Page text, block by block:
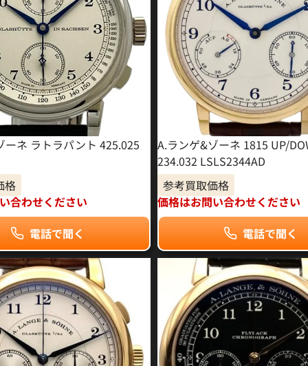
ーネ ラトラパント 425.025
格
合わせください
電話で聞く
A.ランゲ&ゾーネ 1815 UP/
234.032 LSLS2344AD
参考買取価格
価格はお問い合わせください
電話で聞く